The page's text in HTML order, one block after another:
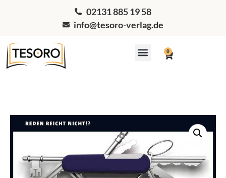
02131 885 19 58
info@tesoro-verlag.de
0